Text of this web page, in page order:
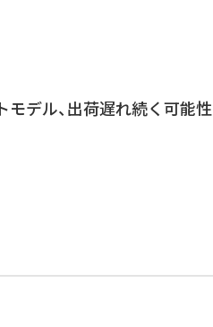
デル、出荷遅れ続く可能性